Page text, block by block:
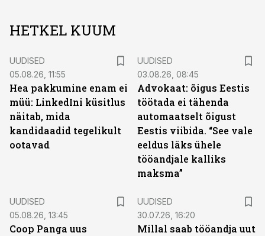
HETKEL KUUM
UUDISED
05.08.26, 11:55
Hea pakkumine enam ei
müü: LinkedIni küsitlus
näitab, mida
kandidaadid tegelikult
ootavad
UUDISED
03.08.26, 08:45
Advokaat: õigus Eestis
töötada ei tähenda
automaatselt õigust
Eestis viibida. “See vale
eeldus läks ühele
tööandjale kalliks
maksma”
UUDISED
05.08.26, 13:45
Coop Panga uus
UUDISED
30.07.26, 16:20
Millal saab tööandja uut